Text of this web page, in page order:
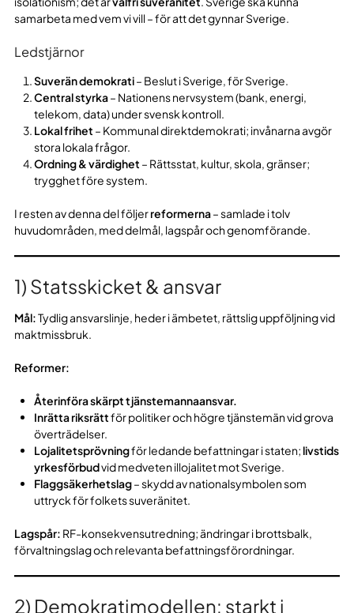
samarbeta med vem vi vill – för att det gynnar Sverige.
Ledstjärnor
Suverän demokrati– Beslut i Sverige, för Sverige.
Central styrka– Nationens nervsystem (bank, energi,
telekom, data) under svensk kontroll.
Lokal frihet – Kommunal direktdemokrati; invånarna avgör
stora lokala frågor.
Ordning & värdighet – Rättsstat, kultur, skola, gränser;
trygghet före system.
I resten av denna del följerreformerna– samlade i tolv
huvudområden, med delmål, lagspår och genomförande.
1) Statsskicket & ansvar
Mål:Tydlig ansvarslinje, heder i ämbetet, rättslig uppföljning vid
maktmissbruk.
Reformer:
Återinföra skärpt tjänstemannaansvar.
Inrätta riksrättför politiker och högre tjänstemän vid grova
överträdelser.
Lojalitetsprövningför ledande befattningar i staten; livstids
yrkesförbudvid medveten illojalitet mot Sverige.
Flaggsäkerhetslag– skydd av nationalsymbolen som
uttryck för folkets suveränitet.
Lagspår: RF-konsekvensutredning; ändringar i brottsbalk,
förvaltningslag och relevanta befattningsförordningar.
2) Demokratimodellen: starkt i